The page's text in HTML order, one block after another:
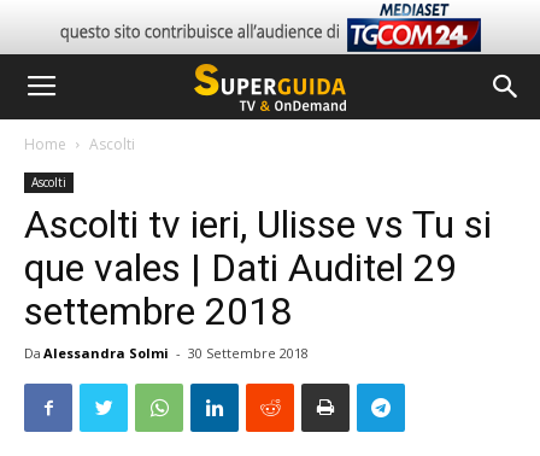
Home Ascolti
Ascolti
Ascolti tv ieri, Ulisse vs Tu si
que vales | Dati Auditel 29
settembre 2018
Da Alessandra Solmi - 30 Settembre 2018